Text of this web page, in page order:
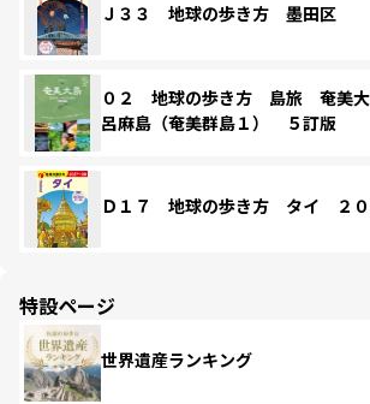
Ｊ３３ 地球の歩き方 墨田区
０２ 地球の歩き方 島旅 奄美
呂麻島（奄美群島１） ５訂版
Ｄ１７ 地球の歩き方 タイ ２０
特設ページ
世界遺産ランキング